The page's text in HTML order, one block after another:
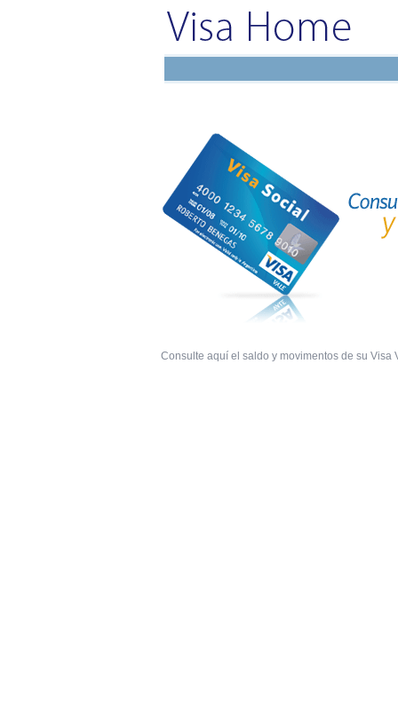
Consulte aquí el saldo y movimentos de su Visa